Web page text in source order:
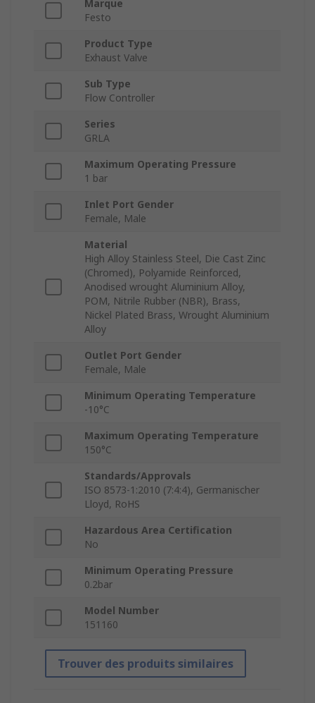
Marque
Festo
Product Type
Exhaust Valve
Sub Type
Flow Controller
Series
GRLA
Maximum Operating Pressure
1 bar
Inlet Port Gender
Female, Male
Material
High Alloy Stainless Steel, Die Cast Zinc
(Chromed), Polyamide Reinforced,
Anodised wrought Aluminium Alloy,
POM, Nitrile Rubber (NBR), Brass,
Nickel Plated Brass, Wrought Aluminium
Alloy
Outlet Port Gender
Female, Male
Minimum Operating Temperature
-10°C
Maximum Operating Temperature
150°C
Standards/Approvals
ISO 8573-1:2010 (7:4:4), Germanischer
Lloyd, RoHS
Hazardous Area Certification
No
Minimum Operating Pressure
0.2bar
Model Number
151160
Trouver des produits similaires